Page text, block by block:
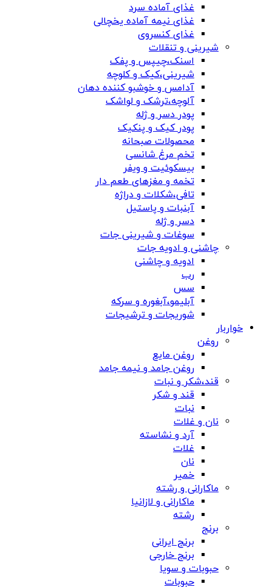
غذای آماده سرد
غذای نیمه آماده یخچالی
غذای کنسروی
شیرینی و تنقلات
اسنک،چیپس و پفک
شیرینی،کیک و کلوچه
آدامس و خوشبو کننده دهان
آلوچه،ترشک و لواشک
پودر دسر و ژله
پودر کیک و پنکیک
محصولات صبحانه
تخم مرغ شانسی
بیسکوئیت و ویفر
تخمه و مغزهای طعم دار
تافی،شکلات و دراژه
آبنبات و پاستیل
دسر و ژله
سوغات و شیرینی جات
چاشنی و ادویه جات
ادویه و چاشنی
رب
سس
آبلیمو،آبغوره و سرکه
شوریجات و ترشیجات
خواربار
روغن
روغن مایع
روغن جامد و نیمه جامد
قند،شکر و نبات
قند و شکر
نبات
نان و غلات
آرد و نشاسته
غلات
نان
خمیر
ماکارانی و رشته
ماکارانی و لازانیا
رشته
برنج
برنج ایرانی
برنج خارجی
حبوبات و سویا
حبوبات